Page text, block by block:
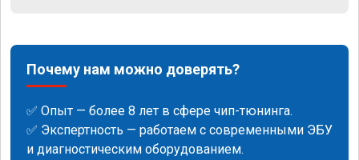
Почему нам можно доверять?
✅ Опыт — более 8 лет в сфере чип-тюнинга.
✅ Экспертность — работаем с современными ЭБУ
и диагностическим оборудованием.